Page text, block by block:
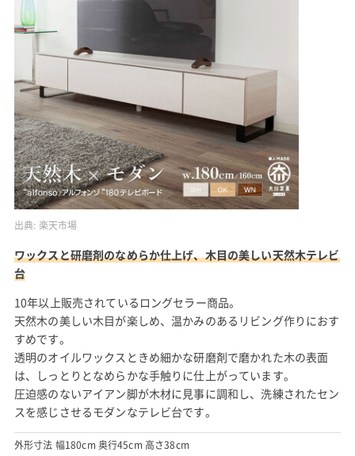
出典: 楽天市場
ワックスと研磨剤のなめらか仕上げ、木目の美しい天然木テレビ
台
10年以上販売されているロングセラー商品。
天然木の美しい木目が楽しめ、温かみのあるリビング作りにおす
すめです。
透明のオイルワックスときめ細かな研磨剤で磨かれた木の表面
は、しっとりとなめらかな手触りに仕上がっています。
圧迫感のないアイアン脚が木材に見事に調和し、洗練されたセン
スを感じさせるモダンなテレビ台です。
外形寸法 幅180cm 奥行45cm 高さ38cm